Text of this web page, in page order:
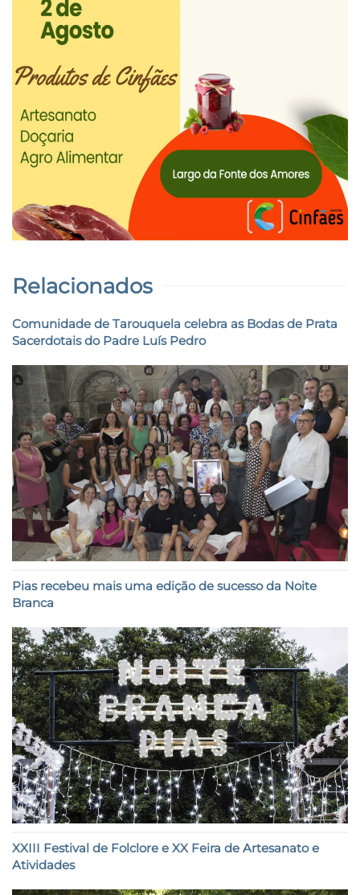
Relacionados
Comunidade de Tarouquela celebra as Bodas de Prata
Sacerdotais do Padre Luís Pedro
Pias recebeu mais uma edição de sucesso da Noite
Branca
XXIII Festival de Folclore e XX Feira de Artesanato e
Atividades